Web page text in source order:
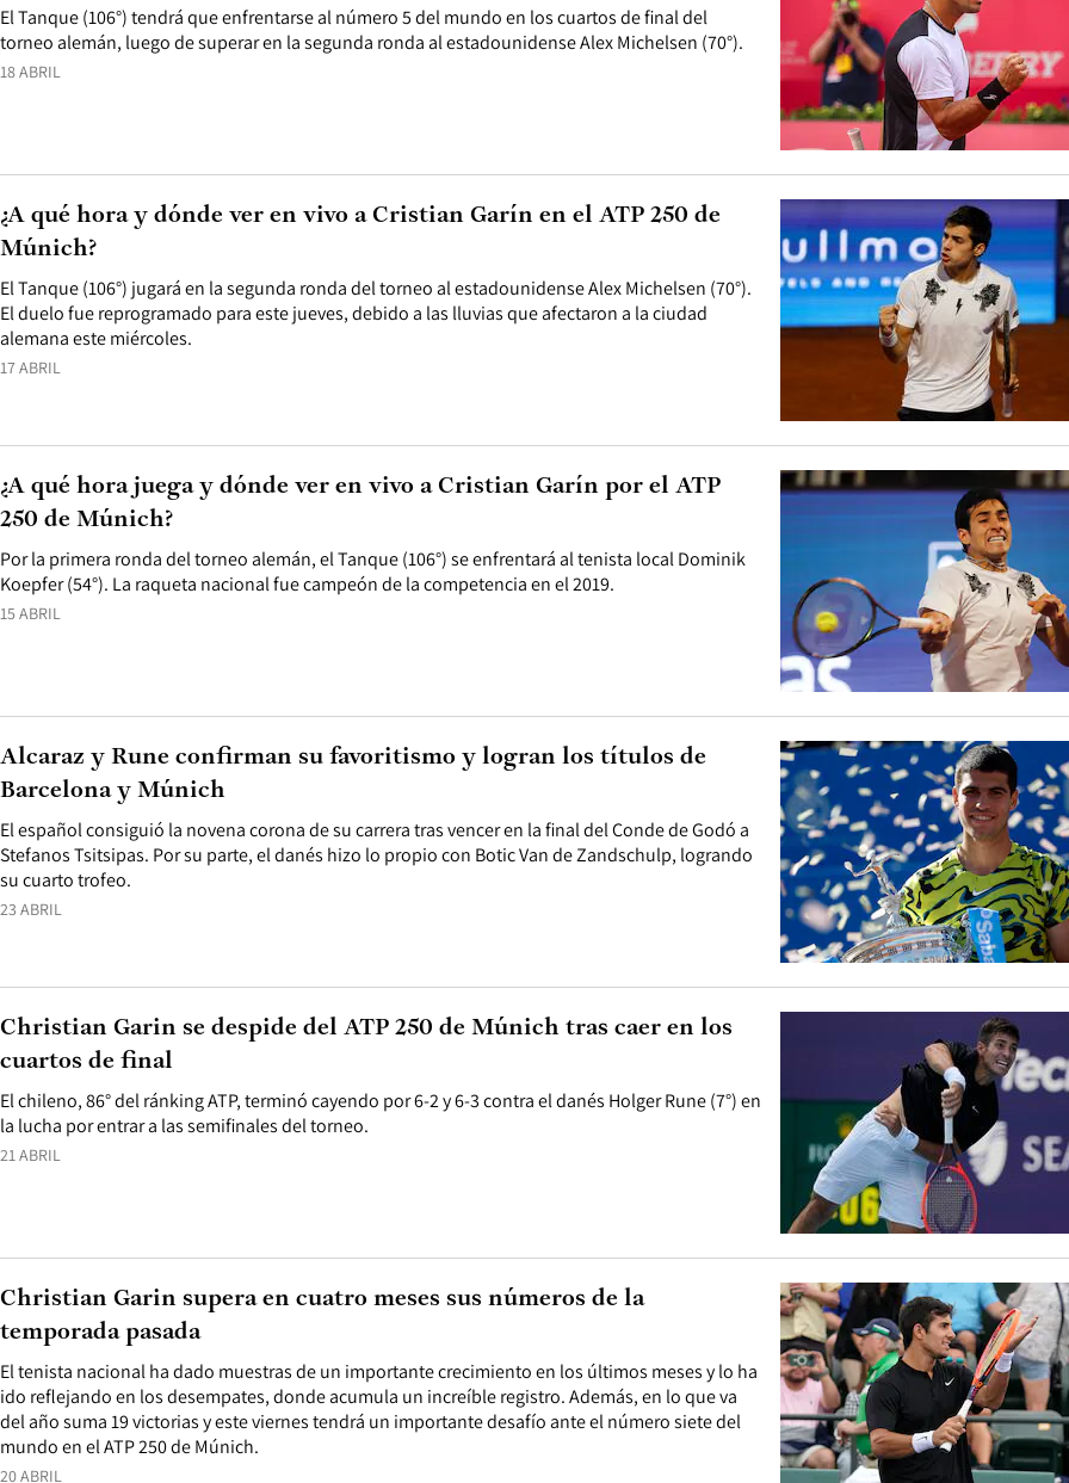
18 ABRIL
El Tanque (106°) tendrá que enfrentarse al número 5 del mundo en los cuartos de final del
torneo alemán, luego de superar en la segunda ronda al estadounidense Alex Michelsen (70°).
17 ABRIL
El Tanque (106°) jugará en la segunda ronda del torneo al estadounidense Alex Michelsen (70°).
El duelo fue reprogramado para este jueves, debido a las lluvias que afectaron a la ciudad
alemana este miércoles.
¿A qué hora y dónde ver en vivo a Cristian Garín en el ATP 250 de
Múnich?
15 ABRIL
Por la primera ronda del torneo alemán, el Tanque (106°) se enfrentará al tenista local Dominik
Koepfer (54°). La raqueta nacional fue campeón de la competencia en el 2019.
¿A qué hora juega y dónde ver en vivo a Cristian Garín por el ATP
250 de Múnich?
23 ABRIL
El español consiguió la novena corona de su carrera tras vencer en la final del Conde de Godó a
Stefanos Tsitsipas. Por su parte, el danés hizo lo propio con Botic Van de Zandschulp, logrando
su cuarto trofeo.
Alcaraz y Rune confirman su favoritismo y logran los títulos de
Barcelona y Múnich
21 ABRIL
El chileno, 86° del ránking ATP, terminó cayendo por 6-2 y 6-3 contra el danés Holger Rune (7°) en
la lucha por entrar a las semifinales del torneo.
Christian Garin se despide del ATP 250 de Múnich tras caer en los
cuartos de final
20 ABRIL
El tenista nacional ha dado muestras de un importante crecimiento en los últimos meses y lo ha
ido reflejando en los desempates, donde acumula un increíble registro. Además, en lo que va
del año suma 19 victorias y este viernes tendrá un importante desafío ante el número siete del
mundo en el ATP 250 de Múnich.
Christian Garin supera en cuatro meses sus números de la
temporada pasada